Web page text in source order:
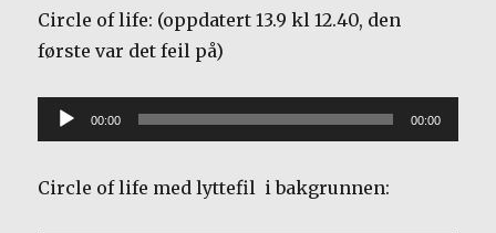
Circle of life: (oppdatert 13.9 kl 12.40, den
første var det feil på)
Lydavspiller
00:00 00:00
Circle of life med lyttefil i bakgrunnen: